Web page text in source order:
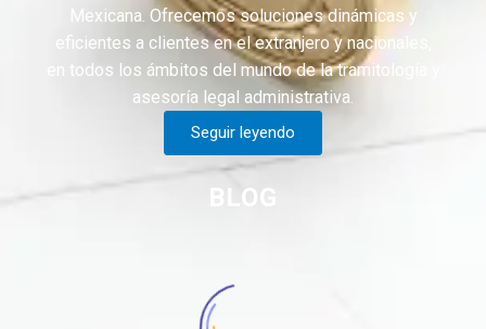
Mexicana. Ofrecemos soluciones dinámicas y
eficientes a clientes en el extranjero y nacionales,
en todos los ámbitos del mundo de la tramitología y
asesoría legal administrativa.
Seguir leyendo
BLOG